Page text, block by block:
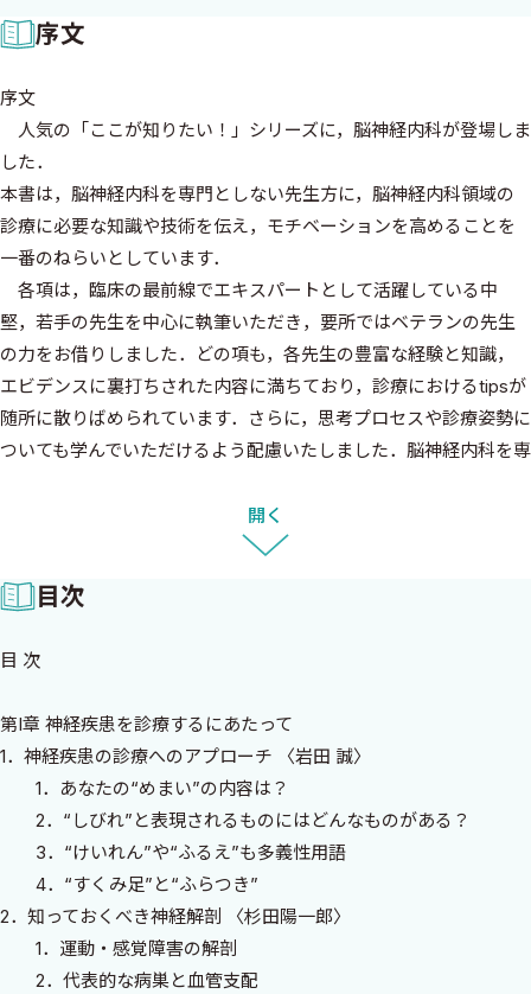
序文
序文
人気の「ここが知りたい！」シリーズに，脳神経内科が登場しま
した．
本書は，脳神経内科を専門としない先生方に，脳神経内科領域の
診療に必要な知識や技術を伝え，モチベーションを高めることを
一番のねらいとしています．
各項は，臨床の最前線でエキスパートとして活躍している中
堅，若手の先生を中心に執筆いただき，要所ではベテランの先生
の力をお借りしました．どの項も，各先生の豊富な経験と知識，
エビデンスに裏打ちされた内容に満ちており，診療におけるtipsが
随所に散りばめられています．さらに，思考プロセスや診療姿勢に
ついても学んでいただけるよう配慮いたしました．脳神経内科を専
構成においては，神経疾患を診療するにあたって必要な基礎知
識をまず第I章で得ていただくようにしました．第II章では，脳神経
内科領域で頻用される検査を中心に解説しています．検査の目
し，診断精度を向上させることができるようになります．第III章で
くかの道しるべとなっております．第IV章では，できるだけコモン
かつ重要な脳神経疾患を優先しつつ，ページ数の許す限りの疾患を
網羅しました．必要な箇所を拾い読みする，読み物として楽し
む，知識のアップデートに利用する，など，読者それぞれの立場
でご活用ください．
初学者の方，脳神経内科を専門としていない先生方の日々の診
療や学習に活かせていただければ編者として，この上ない幸いで
す．神経学の魅力が一人でも多くの読者に伝わることを祈っており
開く
目次
目 次
第I章 神経疾患を診療するにあたって
1．神経疾患の診療へのアプローチ 〈岩田 誠〉
1．あなたの“めまい”の内容は？
2．“しびれ”と表現されるものにはどんなものがある？
3．“けいれん”や“ふるえ”も多義性用語
4．“すくみ足”と“ふらつき”
2．知っておくべき神経解剖 〈杉田陽一郎〉
1．運動・感覚障害の解剖
2．代表的な病巣と血管支配